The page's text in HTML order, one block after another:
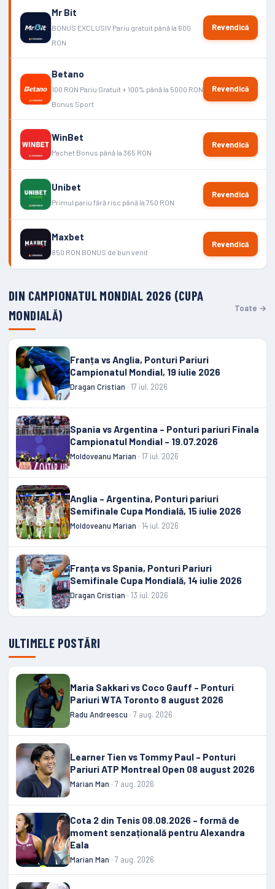
Mr Bit
BONUS EXCLUSIV Pariu gratuit până la 600
RON
Revendică
Betano
100 RON Pariu Gratuit + 100% până la 5000 RON
Bonus Sport
Revendică
WinBet
Pachet Bonus până la 365 RON
Revendică
Unibet
Primul pariu fără risc până la 750 RON
Revendică
Maxbet
850 RON BONUS de bun venit
Revendică
DIN CAMPIONATUL MONDIAL 2026 (CUPA
MONDIALĂ)
Toate →
Franța vs Anglia, Ponturi Pariuri
Campionatul Mondial, 19 iulie 2026
Dragan Cristian · 17 iul. 2026
Spania vs Argentina – Ponturi pariuri Finala
Campionatul Mondial – 19.07.2026
Moldoveanu Marian · 17 iul. 2026
Anglia – Argentina, Ponturi pariuri
Semifinale Cupa Mondială, 15 iulie 2026
Moldoveanu Marian · 14 iul. 2026
Franța vs Spania, Ponturi Pariuri
Semifinale Cupa Mondială, 14 iulie 2026
Dragan Cristian · 13 iul. 2026
ULTIMELE POSTĂRI
Maria Sakkari vs Coco Gauff – Ponturi
Pariuri WTA Toronto 8 august 2026
Radu Andreescu · 7 aug. 2026
Learner Tien vs Tommy Paul – Ponturi
Pariuri ATP Montreal Open 08 august 2026
Marian Man · 7 aug. 2026
Cota 2 din Tenis 08.08.2026 – formă de
moment senzațională pentru Alexandra
Eala
Marian Man · 7 aug. 2026